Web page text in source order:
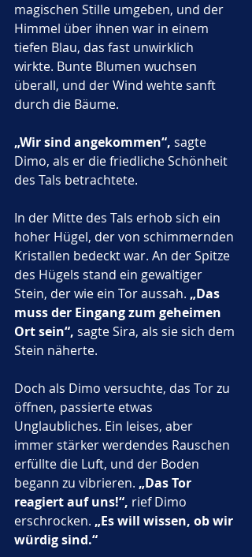
magischen Stille umgeben, und der
Himmel über ihnen war in einem
tiefen Blau, das fast unwirklich
wirkte. Bunte Blumen wuchsen
überall, und der Wind wehte sanft
durch die Bäume.
„Wir sind angekommen“, sagte
Dimo, als er die friedliche Schönheit
des Tals betrachtete.
In der Mitte des Tals erhob sich ein
hoher Hügel, der von schimmernden
Kristallen bedeckt war. An der Spitze
des Hügels stand ein gewaltiger
Stein, der wie ein Tor aussah. „Das
muss der Eingang zum geheimen
Ort sein“, sagte Sira, als sie sich dem
Stein näherte.
Doch als Dimo versuchte, das Tor zu
öffnen, passierte etwas
Unglaubliches. Ein leises, aber
immer stärker werdendes Rauschen
erfüllte die Luft, und der Boden
begann zu vibrieren. „Das Tor
reagiert auf uns!“, rief Dimo
erschrocken. „Es will wissen, ob wir
würdig sind.“